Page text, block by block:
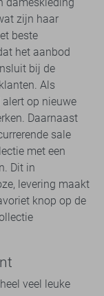
zijn haar
beste
het aanbod
bij de
Als
op nieuwe
Daarnaast
sale
met een
Dit in
levering maakt
knop op de
veel leuke